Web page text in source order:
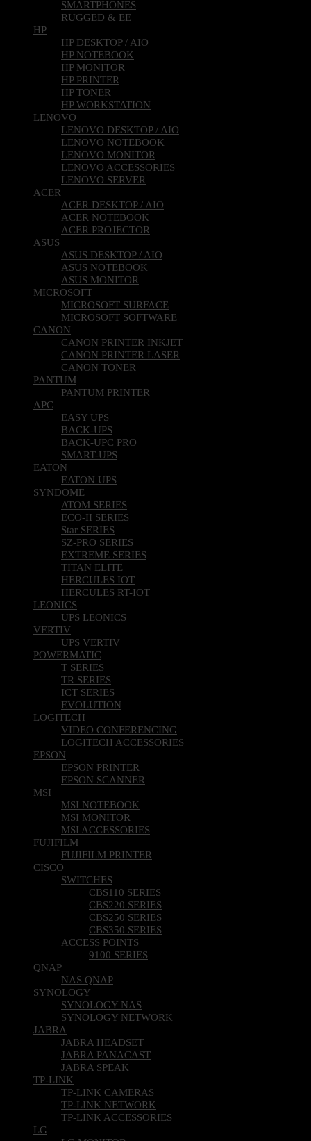
SMARTPHONES
RUGGED & EE
HP
HP DESKTOP / AIO
HP NOTEBOOK
HP MONITOR
HP PRINTER
HP TONER
HP WORKSTATION
LENOVO
LENOVO DESKTOP / AIO
LENOVO NOTEBOOK
LENOVO MONITOR
LENOVO ACCESSORIES
LENOVO SERVER
ACER
ACER DESKTOP / AIO
ACER NOTEBOOK
ACER PROJECTOR
ASUS
ASUS DESKTOP / AIO
ASUS NOTEBOOK
ASUS MONITOR
MICROSOFT
MICROSOFT SURFACE
MICROSOFT SOFTWARE
CANON
CANON PRINTER INKJET
CANON PRINTER LASER
CANON TONER
PANTUM
PANTUM PRINTER
APC
EASY UPS
BACK-UPS
BACK-UPC PRO
SMART-UPS
EATON
EATON UPS
SYNDOME
ATOM SERIES
ECO-II SERIES
Star SERIES
SZ-PRO SERIES
EXTREME SERIES
TITAN ELITE
HERCULES IOT
HERCULES RT-IOT
LEONICS
UPS LEONICS
VERTIV
UPS VERTIV
POWERMATIC
T SERIES
TR SERIES
ICT SERIES
EVOLUTION
LOGITECH
VIDEO CONFERENCING
LOGITECH ACCESSORIES
EPSON
EPSON PRINTER
EPSON SCANNER
MSI
MSI NOTEBOOK
MSI MONITOR
MSI ACCESSORIES
FUJIFILM
FUJIFILM PRINTER
CISCO
SWITCHES
CBS110 SERIES
CBS220 SERIES
CBS250 SERIES
CBS350 SERIES
ACCESS POINTS
9100 SERIES
QNAP
NAS QNAP
SYNOLOGY
SYNOLOGY NAS
SYNOLOGY NETWORK
JABRA
JABRA HEADSET
JABRA PANACAST
JABRA SPEAK
TP-LINK
TP-LINK CAMERAS
TP-LINK NETWORK
TP-LINK ACCESSORIES
LG